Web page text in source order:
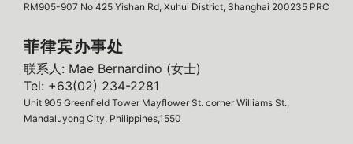
RM905-907 No 425 Yishan Rd, Xuhui District, Shanghai 200235 PRC
菲律宾办事处
联系人: Mae Bernardino (女士)
Tel: +63(02) 234-2281
Unit 905 Greenfield Tower Mayflower St. corner Williams St.,
Mandaluyong City, Philippines,1550